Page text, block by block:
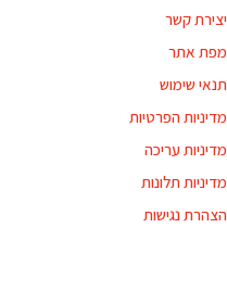
יצירת קשר
מפת אתר
תנאי שימוש
מדיניות הפרטיות
מדיניות עריכה
מדיניות תלונות
הצהרת נגישות